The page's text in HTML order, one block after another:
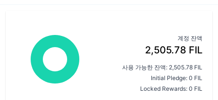
계정 잔액
2,505.78 FIL
사용 가능한 잔액: 2,505.78 FIL
Initial Pledge: 0 FIL
Locked Rewards: 0 FIL